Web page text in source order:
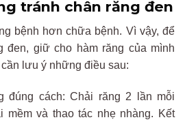
tránh chân răng đen
bệnh hơn chữa bệnh. Vì vậy, để
đen, giữ cho hàm răng của mình
lưu ý những điều sau:
đúng cách: Chải răng 2 lần mỗi
mềm và thao tác nhẹ nhàng. Kết